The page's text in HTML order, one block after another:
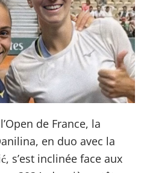
de France, la
en duo avec la
s’est inclinée face aux